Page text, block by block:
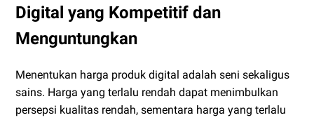
Digital yang Kompetitif dan
Menguntungkan
Menentukan harga produk digital adalah seni sekaligus
sains. Harga yang terlalu rendah dapat menimbulkan
persepsi kualitas rendah, sementara harga yang terlalu